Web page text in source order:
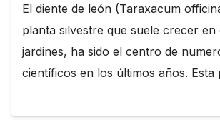
El diente de león (Taraxacum
planta silvestre que suele crecer en
jardines, ha sido el centro de
científicos en los últimos años.